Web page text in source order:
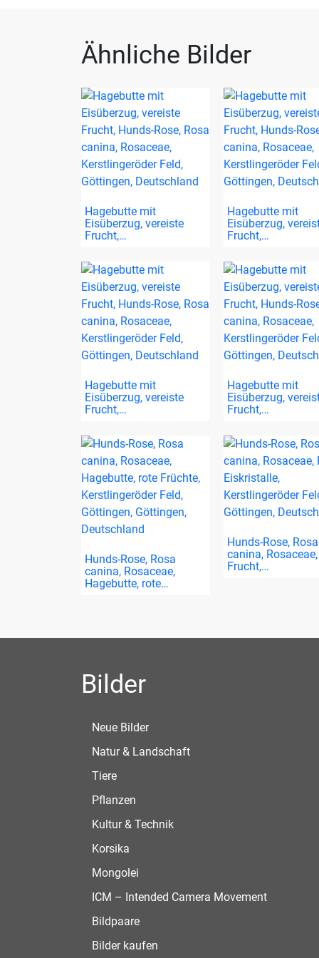
Ähnliche Bilder
Hagebutte mit
Eisüberzug, vereiste
Frucht,…
Hagebutte mit
Eisüberzug,
Frucht,…
Hagebutte mit
Eisüberzug, vereiste
Frucht,…
Hagebutte mit
Eisüberzug,
Frucht,…
Hunds-Rose, Rosa
canina, Rosaceae,
Hagebutte, rote…
Hunds-Rose, Rosa
canina, Rosaceae,
Frucht,…
Bilder
Neue Bilder
Natur & Landschaft
Tiere
Pflanzen
Kultur & Technik
Korsika
Mongolei
ICM – Intended Camera Movement
Bildpaare
Bilder kaufen